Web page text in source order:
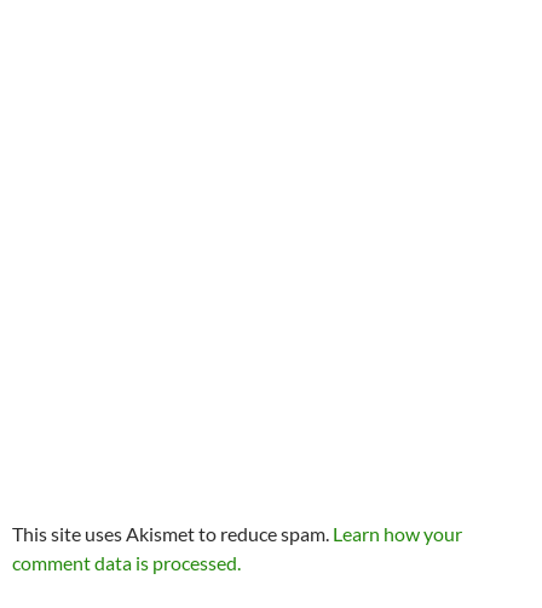
This site uses Akismet to reduce spam. Learn how your
comment data is processed.